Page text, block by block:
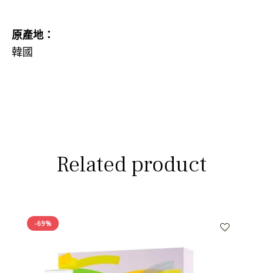
原產地：
韓國
Related product
-69%